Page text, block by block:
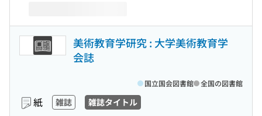
美術教育学研究 : 大学美術教育学
会誌
紙 雑誌 雑誌タイトル
国立国会図書館 全国の図書館